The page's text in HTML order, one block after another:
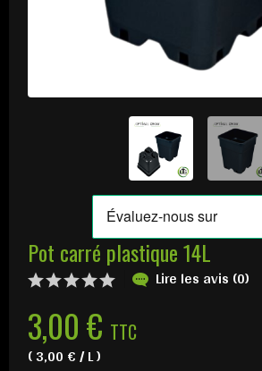
Pot carré plastique 14L
Lire les avis (0)
3,00 € TTC
( 3,00 € / L )